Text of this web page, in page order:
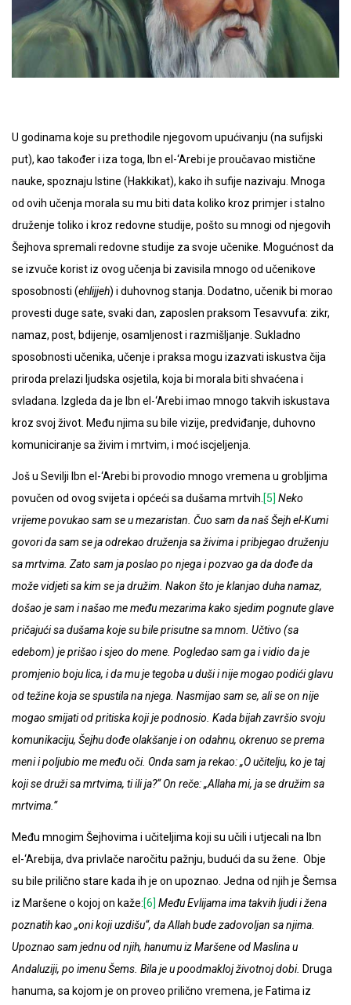
U godinama koje su prethodile njegovom upućivanju (na sufijski
put), kao također i iza toga, Ibn el-‘Arebi je proučavao mistične
nauke, spoznaju Istine (Hakkikat), kako ih sufije nazivaju. Mnoga
od ovih učenja morala su mu biti data koliko kroz primjer i stalno
druženje toliko i kroz redovne studije, pošto su mnogi od njegovih
Šejhova spremali redovne studije za svoje učenike. Mogućnost da
se izvuče korist iz ovog učenja bi zavisila mnogo od učenikove
sposobnosti (ehlijjeh) i duhovnog stanja. Dodatno, učenik bi morao
provesti duge sate, svaki dan, zaposlen praksom Tesavvufa: zikr,
namaz, post, bdijenje, osamljenost i razmišljanje. Sukladno
sposobnosti učenika, učenje i praksa mogu izazvati iskustva čija
priroda prelazi ljudska osjetila, koja bi morala biti shvaćena i
svladana. Izgleda da je Ibn el-‘Arebi imao mnogo takvih iskustava
kroz svoj život. Među njima su bile vizije, predviđanje, duhovno
komuniciranje sa živim i mrtvim, i moć iscjeljenja.
Još u Sevilji Ibn el-‘Arebi bi provodio mnogo vremena u grobljima
povučen od ovog svijeta i općeći sa dušama mrtvih. [5] Neko
vrijeme povukao sam se u mezaristan. Čuo sam da naš Šejh el-Kumi
govori da sam se ja odrekao druženja sa živima i pribjegao druženju
sa mrtvima. Zato sam ja poslao po njega i pozvao ga da dođe da
može vidjeti sa kim se ja družim. Nakon što je klanjao duha namaz,
došao je sam i našao me među mezarima kako sjedim pognute glave
pričajući sa dušama koje su bile prisutne sa mnom. Učtivo (sa
edebom) je prišao i sjeo do mene. Pogledao sam ga i vidio da je
promjenio boju lica, i da mu je tegoba u duši i nije mogao podići glavu
od težine koja se spustila na njega. Nasmijao sam se, ali se on nije
mogao smijati od pritiska koji je podnosio. Kada bijah završio svoju
komunikaciju, Šejhu dođe olakšanje i on odahnu, okrenuo se prema
meni i poljubio me među oči. Onda sam ja rekao: „O učitelju, ko je taj
koji se druži sa mrtvima, ti ili ja?“ On reče: „Allaha mi, ja se družim sa
mrtvima.“
Među mnogim Šejhovima i učiteljima koji su učili i utjecali na Ibn
el-‘Arebija, dva privlače naročitu pažnju, budući da su žene. Obje
su bile prilično stare kada ih je on upoznao. Jedna od njih je Šemsa
iz Maršene o kojoj on kaže:[6] Među Evlijama ima takvih ljudi i žena
poznatih kao „oni koji uzdišu“, da Allah bude zadovoljan sa njima.
Upoznao sam jednu od njih, hanumu iz Maršene od Maslina u
Andaluziji, po imenu Šems. Bila je u poodmakloj životnoj dobi. Druga
hanuma, sa kojom je on proveo prilično vremena, je Fatima iz